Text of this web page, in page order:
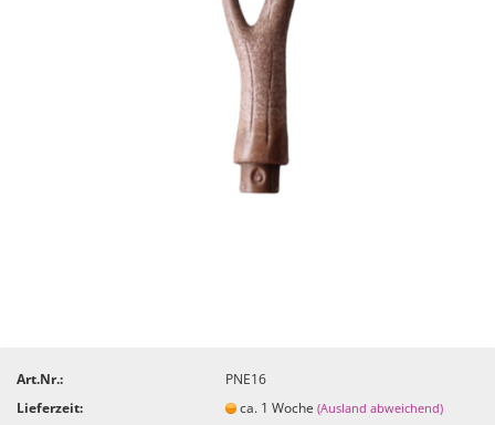
Art.Nr.:
PNE16
Lieferzeit:
ca. 1 Woche(Ausland abweichend)